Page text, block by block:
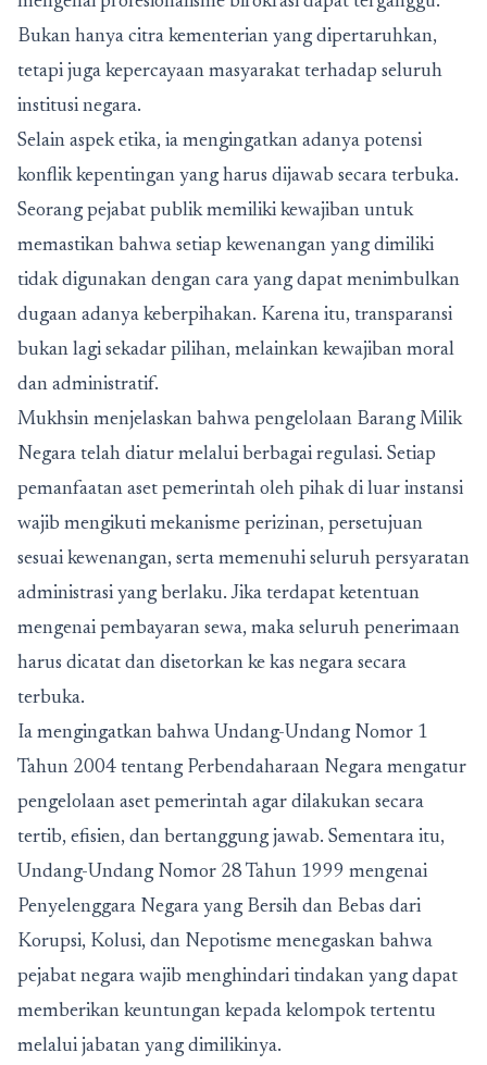
Bukan hanya citra kementerian yang dipertaruhkan,
tetapi juga kepercayaan masyarakat terhadap seluruh
institusi negara.
Selain aspek etika, ia mengingatkan adanya potensi
konflik kepentingan yang harus dijawab secara terbuka.
Seorang pejabat publik memiliki kewajiban untuk
memastikan bahwa setiap kewenangan yang dimiliki
tidak digunakan dengan cara yang dapat menimbulkan
dugaan adanya keberpihakan. Karena itu, transparansi
bukan lagi sekadar pilihan, melainkan kewajiban moral
dan administratif.
Mukhsin menjelaskan bahwa pengelolaan Barang Milik
Negara telah diatur melalui berbagai regulasi. Setiap
pemanfaatan aset pemerintah oleh pihak di luar instansi
wajib mengikuti mekanisme perizinan, persetujuan
sesuai kewenangan, serta memenuhi seluruh persyaratan
administrasi yang berlaku. Jika terdapat ketentuan
mengenai pembayaran sewa, maka seluruh penerimaan
harus dicatat dan disetorkan ke kas negara secara
terbuka.
Ia mengingatkan bahwa Undang-Undang Nomor 1
Tahun 2004 tentang Perbendaharaan Negara mengatur
pengelolaan aset pemerintah agar dilakukan secara
tertib, efisien, dan bertanggung jawab. Sementara itu,
Undang-Undang Nomor 28 Tahun 1999 mengenai
Penyelenggara Negara yang Bersih dan Bebas dari
Korupsi, Kolusi, dan Nepotisme menegaskan bahwa
pejabat negara wajib menghindari tindakan yang dapat
memberikan keuntungan kepada kelompok tertentu
melalui jabatan yang dimilikinya.